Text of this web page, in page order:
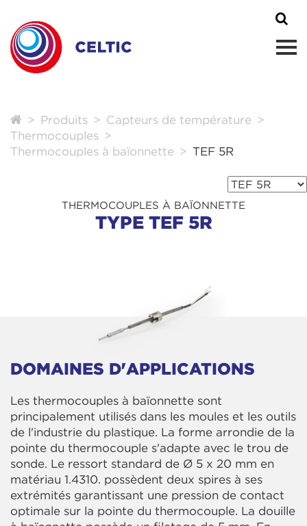
Produits
Capteurs de température
Thermocouples
Thermocouples à baïonnette
TEF 5R
THERMOCOUPLES À BAÏONNETTE
TYPE TEF 5R
DOMAINES D'APPLICATIONS
Les thermocouples à baïonnette sont
principalement utilisés dans les moules et les outils
de l'industrie du plastique. La forme arrondie de la
pointe du thermocouple s'adapte avec le trou de
sonde. Le ressort standard de Ø 5 x 20 mm en
matériau 1.4310. possèdent deux spires à ses
extrémités garantissant une pression de contact
optimale sur la pointe du thermocouple. La douille